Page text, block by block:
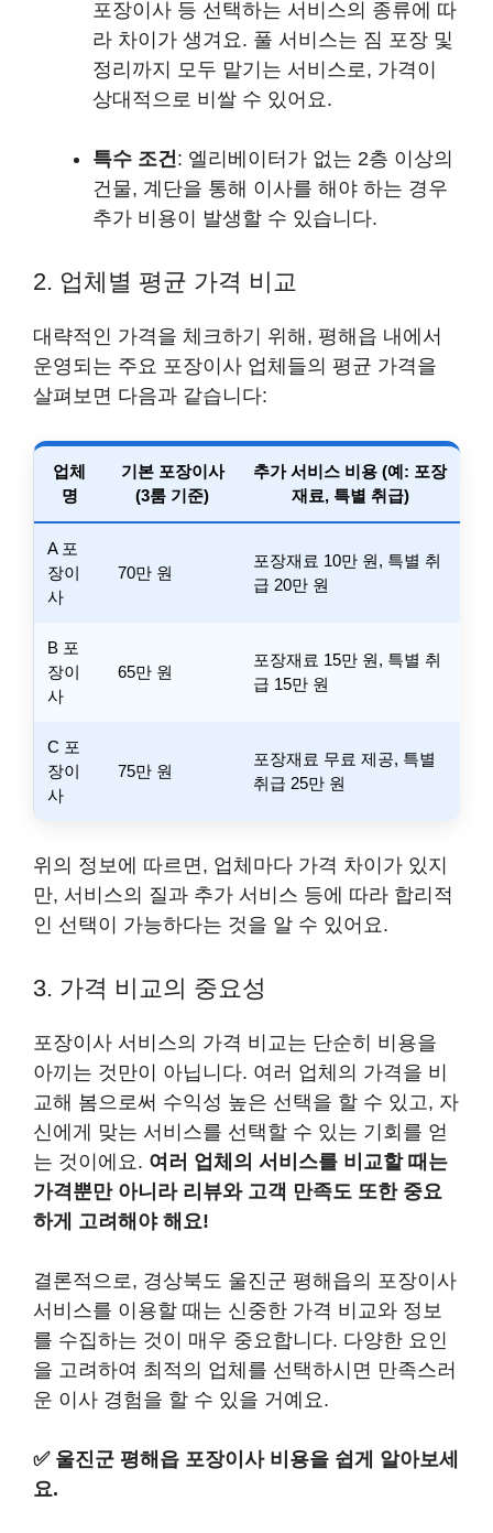
포장이사 등 선택하는 서비스의 종류에 따
라 차이가 생겨요. 풀 서비스는 짐 포장 및
정리까지 모두 맡기는 서비스로, 가격이
상대적으로 비쌀 수 있어요.
특수 조건: 엘리베이터가 없는 2층 이상의
건물, 계단을 통해 이사를 해야 하는 경우
추가 비용이 발생할 수 있습니다.
2. 업체별 평균 가격 비교
대략적인 가격을 체크하기 위해, 평해읍 내에서
운영되는 주요 포장이사 업체들의 평균 가격을
살펴보면 다음과 같습니다:
업체
명
기본 포장이사
(3룸 기준)
추가 서비스 비용 (예: 포장
재료, 특별 취급)
A 포
장이
사
70만 원
포장재료 10만 원, 특별 취
급 20만 원
B 포
장이
사
65만 원
포장재료 15만 원, 특별 취
급 15만 원
C 포
장이
사
75만 원
포장재료 무료 제공, 특별
취급 25만 원
위의 정보에 따르면, 업체마다 가격 차이가 있지
만, 서비스의 질과 추가 서비스 등에 따라 합리적
인 선택이 가능하다는 것을 알 수 있어요.
3. 가격 비교의 중요성
포장이사 서비스의 가격 비교는 단순히 비용을
아끼는 것만이 아닙니다. 여러 업체의 가격을 비
교해 봄으로써 수익성 높은 선택을 할 수 있고, 자
신에게 맞는 서비스를 선택할 수 있는 기회를 얻
는 것이에요. 여러 업체의 서비스를 비교할 때는
가격뿐만 아니라 리뷰와 고객 만족도 또한 중요
하게 고려해야 해요!
결론적으로, 경상북도 울진군 평해읍의 포장이사
서비스를 이용할 때는 신중한 가격 비교와 정보
를 수집하는 것이 매우 중요합니다. 다양한 요인
을 고려하여 최적의 업체를 선택하시면 만족스러
운 이사 경험을 할 수 있을 거예요.
✅ 울진군 평해읍 포장이사 비용을 쉽게 알아보세
요.